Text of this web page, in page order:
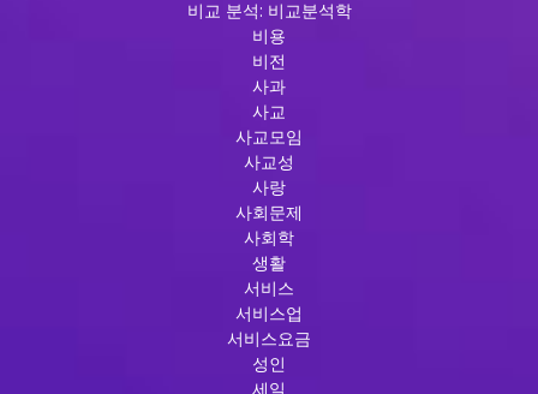
비교 분석: 비교분석학
비용
비전
사과
사교
사교모임
사교성
사랑
사회문제
사회학
생활
서비스
서비스업
서비스요금
성인
세일